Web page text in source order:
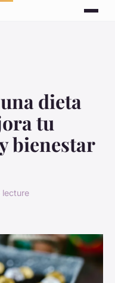
dieta
tu
bienestar